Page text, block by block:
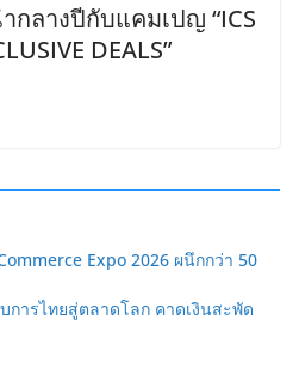
กลางปีกับแคมเปญ “ICS
DEALS”
Expo 2026 ผนึกกว่า 50
ารไทยสู่ตลาดโลก คาดเงินสะพัด